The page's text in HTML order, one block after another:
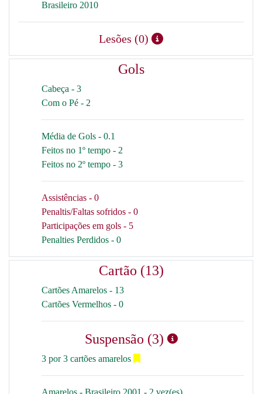
Brasileiro 2010
Lesões (0)
Gols
Cabeça - 3
Com o Pé - 2
Média de Gols - 0.1
Feitos no 1º tempo - 2
Feitos no 2º tempo - 3
Assistências - 0
Penaltis/Faltas sofridos - 0
Participações em gols - 5
Penalties Perdidos - 0
Cartão (13)
Cartões Amarelos - 13
Cartões Vermelhos - 0
Suspensão (3)
3 por 3 cartões amarelos
Amarelos - Brasileiro 2001 - 2 vez(es)